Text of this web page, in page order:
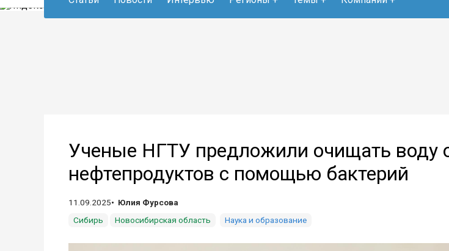
Ученые НГТУ предложили очищать воду
нефтепродуктов с помощью бактерий
11.09.2025
Юлия Фурсова
Сибирь
Новосибирская область Наука и образование